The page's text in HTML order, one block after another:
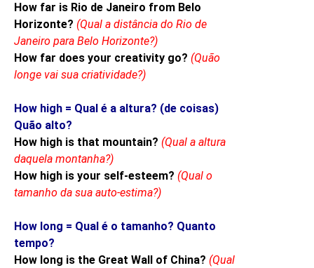
How far is Rio de Janeiro from Belo
Horizonte? (Qual a distância do Rio de
Janeiro para Belo Horizonte?)
How far does your creativity go? (Quão
longe vai sua criatividade?)
How high = Qual é a altura? (de coisas)
Quão alto?
How high is that mountain? (Qual a altura
daquela montanha?)
How high is your self-esteem? (Qual o
tamanho da sua auto-estima?)
How long = Qual é o tamanho? Quanto
tempo?
How long is the Great Wall of China? (Qual